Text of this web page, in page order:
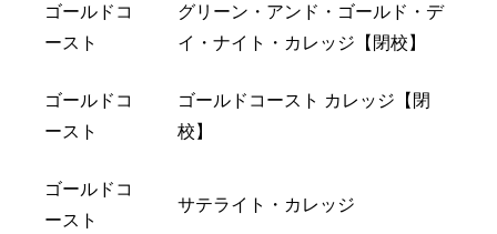
ゴールドコ
ースト
グリーン・アンド・ゴールド・デ
イ・ナイト・カレッジ【閉校】
ゴールドコ
ースト
ゴールドコースト カレッジ【閉
校】
ゴールドコ
ースト
サテライト・カレッジ